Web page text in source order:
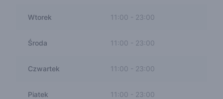
Wtorek 11:00 23:00
Środa 11:00 - 23:00
Czwartek 11:00 23:00
Piatek 11:00 - 23:00